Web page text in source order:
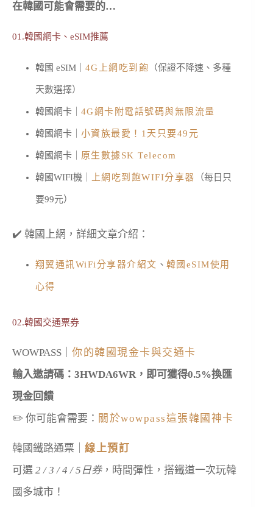
在韓國可能會需要的…
01.韓國網卡、eSIM推薦
韓國 eSIM｜ 4G上網吃到飽 （保證不降速、多種
天數選擇）
韓國網卡｜ 4G網卡附電話號碼與無限流量
韓國網卡｜ 小資族最愛！1天只要49元
韓國網卡｜ 原生數據SK Telecom
韓國WIFI機｜ 上網吃到飽WIFI分享器 （每日只
要99元）
✔️ 韓國上網，詳細文章介紹：
翔翼通訊WiFi分享器介紹文 、 韓國eSIM使用
心得
02.韓國交通票券
WOWPASS｜ 你的韓國現金卡與交通卡
輸入邀請碼：3HWDA6WR，即可獲得0.5%換匯
現金回饋
✏️ 你可能會需要： 關於wowpass這張韓國神卡
韓國鐵路通票｜ 線上預訂
可選 2 / 3 / 4 / 5日券，時間彈性，搭鐵道一次玩韓
國多城市！